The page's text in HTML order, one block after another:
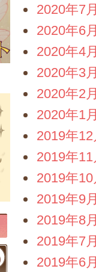
2020年7
2020年6
2020年4
2020年3
2020年2
2020年1
2019年12
2019年11
2019年10
2019年9
2019年8
2019年7
2019年6